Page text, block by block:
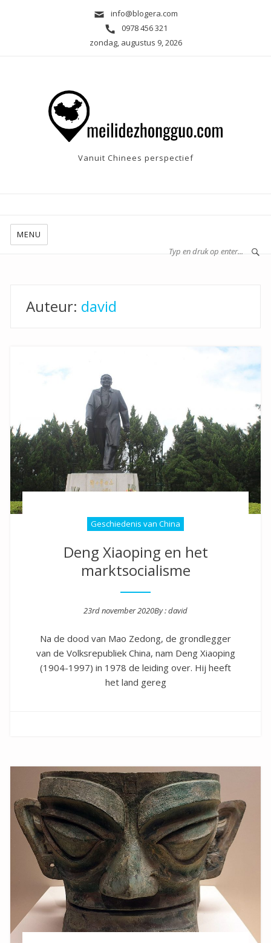
info@blogera.com
0978 456 321
zondag, augustus 9, 2026
Vanuit Chinees perspectief
MENU
Auteur: david
Geschiedenis van China
Deng Xiaoping en het
marktsocialisme
Posted on
23rd november 2020By :david
Na de dood van Mao Zedong, de grondlegger
van de Volksrepubliek China, nam Deng Xiaoping
(1904-1997) in 1978 de leiding over. Hij heeft
het land gereg